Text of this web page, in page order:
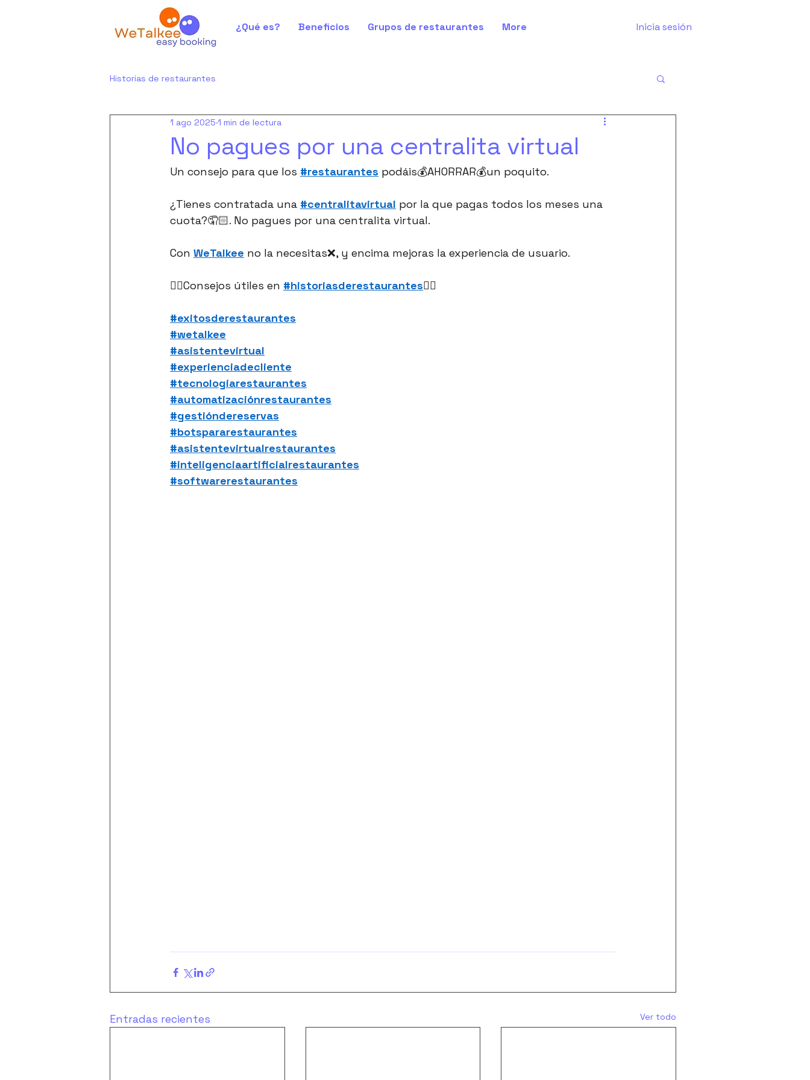
¿Qué es? Beneficios Grupos de restaurantes More Inicia sesión
Historias de restaurantes
No pagues por una centralita virtual
1 ago 2025 1 min de lectura
Un consejo para que los #restaurantes podáis💰AHORRAR💰un poquito.
¿Tienes contratada una #centralitavirtual por la que pagas todos los meses una
cuota?🤦🏻. No pagues por una centralita virtual.
Con WeTalkee no la necesitas❌, y encima mejoras la experiencia de usuario.
👉🏻Consejos útiles en #historiasderestaurantes👈🏻
#exitosderestaurantes
#wetalkee
#asistentevirtual
#experienciadecliente
#tecnologíarestaurantes
#automatizaciónrestaurantes
#gestióndereservas
#botspararestaurantes
#asistentevirtualrestaurantes
#inteligenciaartificialrestaurantes
#softwarerestaurantes
Entradas recientes Ver todo